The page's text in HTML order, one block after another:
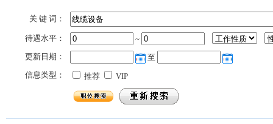
关 键 词：
待遇水平：
~
更新日期：
至
信息类型：
推荐 VIP